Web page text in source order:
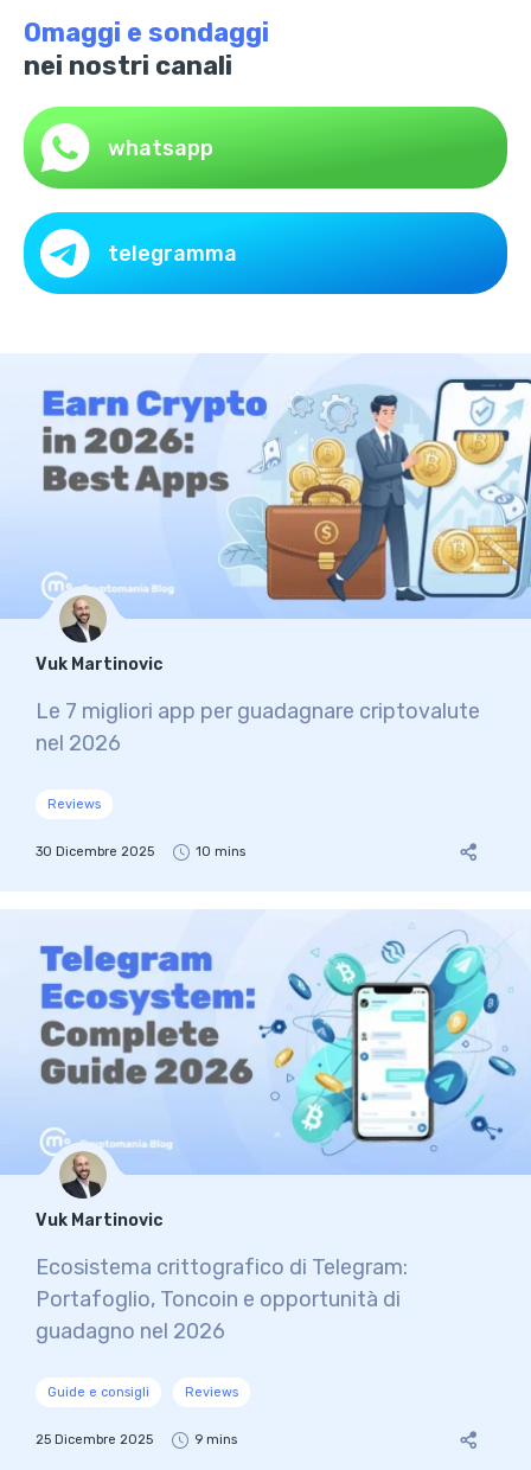
Omaggi e sondaggi
nei nostri canali
whatsapp
telegramma
Vuk Martinovic
Le 7 migliori app per guadagnare criptovalute
nel 2026
Reviews
30 Dicembre 2025 10 mins
Vuk Martinovic
Ecosistema crittografico di Telegram:
Portafoglio, Toncoin e opportunità di
guadagno nel 2026
Guide e consigli Reviews
25 Dicembre 2025 9 mins